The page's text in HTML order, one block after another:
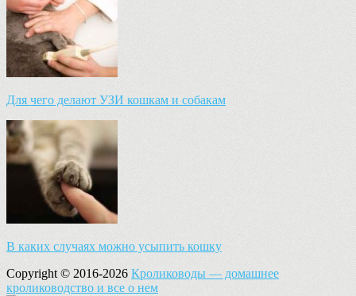
Для чего делают УЗИ кошкам и собакам
В каких случаях можно усыпить кошку
Copyright © 2016-2026 Кролиководы — домашнее
кролиководство и все о нем